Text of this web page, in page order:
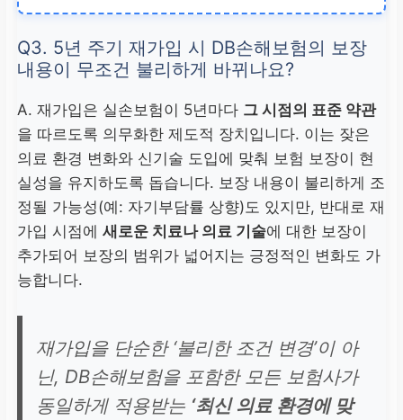
의원 1만/병원 1.5만/종합
3만 원
Q3. 5년 주기 재가입 시 DB손해보험의 보장
내용이 무조건 불리하게 바뀌나요?
A. 재가입은 실손보험이 5년마다 그 시점의 표준 약관
을 따르도록 의무화한 제도적 장치입니다. 이는 잦은
의료 환경 변화와 신기술 도입에 맞춰 보험 보장이 현
실성을 유지하도록 돕습니다. 보장 내용이 불리하게 조
정될 가능성(예: 자기부담률 상향)도 있지만, 반대로 재
가입 시점에 새로운 치료나 의료 기술에 대한 보장이
추가되어 보장의 범위가 넓어지는 긍정적인 변화도 가
능합니다.
재가입을 단순한 ‘불리한 조건 변경’이 아
닌, DB손해보험을 포함한 모든 보험사가
동일하게 적용받는 ‘최신 의료 환경에 맞